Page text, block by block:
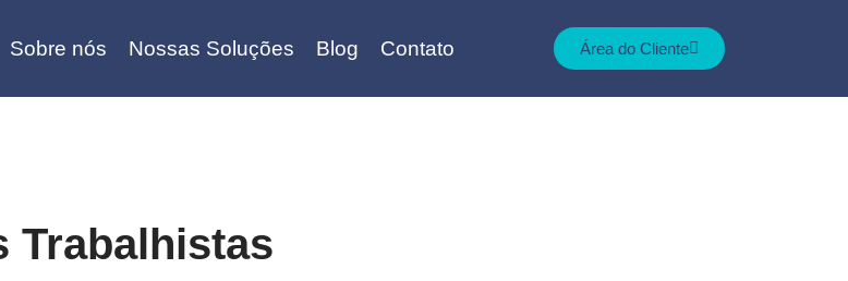
Área do Cliente
Sobre nós Nossas Soluções Blog Contato
Trabalhistas